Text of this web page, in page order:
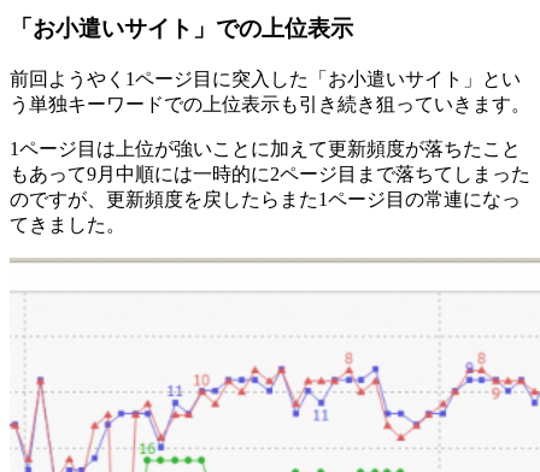
「お小遣いサイト」での上位表示
前回ようやく1ページ目に突入した「お小遣いサイト」とい
う単独キーワードでの上位表示も引き続き狙っていきます。
1ページ目は上位が強いことに加えて更新頻度が落ちたこと
もあって9月中順には一時的に2ページ目まで落ちてしまった
のですが、更新頻度を戻したらまた1ページ目の常連になっ
てきました。